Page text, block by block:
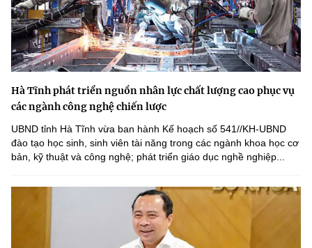
Hà Tĩnh phát triển nguồn nhân lực chất lượng cao phục vụ
các ngành công nghệ chiến lược
UBND tỉnh Hà Tĩnh vừa ban hành Kế hoạch số 541//KH-UBND
đào tạo học sinh, sinh viên tài năng trong các ngành khoa học cơ
bản, kỹ thuật và công nghệ; phát triển giáo dục nghề nghiệp...